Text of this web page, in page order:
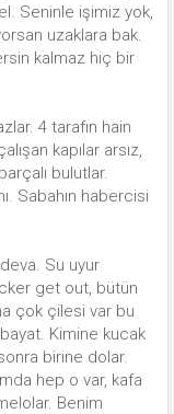
Seninle işimiz yok,
uzaklara bak.
kalmaz hiç bir
4 tarafın hain
kapılar arsız,
bulutlar.
Sabahın habercisi
Su uyur
get out, bütün
çok çilesi var bu
Kimine kucak
birine dolar.
hep o var, kafa
Benim